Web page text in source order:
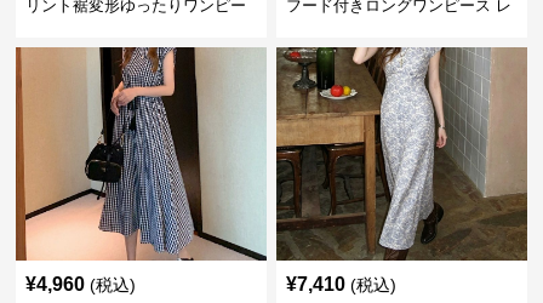
リント裾変形ゆったりワンピー
フード付きロングワンピース レ
大人ナチュラル 夏コーデ
¥4,960 (税込) ¥7,410 (税込)